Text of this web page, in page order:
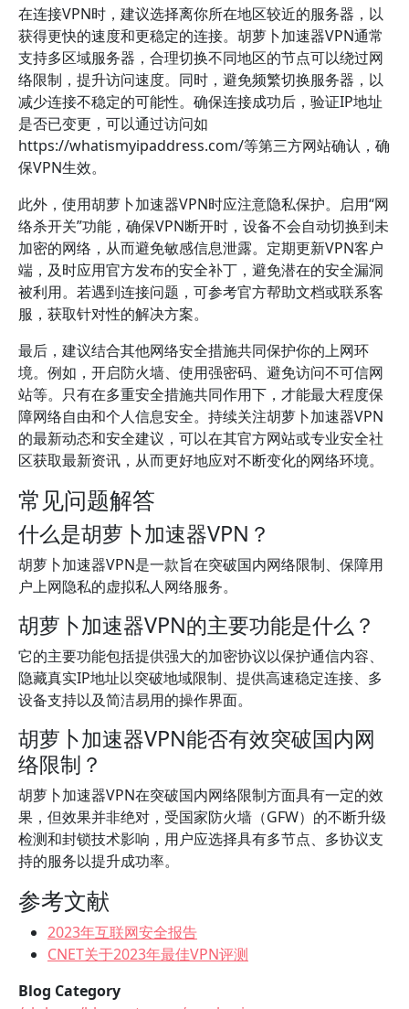
在连接VPN时，建议选择离你所在地区较近的服务器，以
获得更快的速度和更稳定的连接。胡萝卜加速器VPN通常
支持多区域服务器，合理切换不同地区的节点可以绕过网
络限制，提升访问速度。同时，避免频繁切换服务器，以
减少连接不稳定的可能性。确保连接成功后，验证IP地址
是否已变更，可以通过访问如
https://whatismyipaddress.com/等第三方网站确认，确
保VPN生效。
此外，使用胡萝卜加速器VPN时应注意隐私保护。启用“网
络杀开关”功能，确保VPN断开时，设备不会自动切换到未
加密的网络，从而避免敏感信息泄露。定期更新VPN客户
端，及时应用官方发布的安全补丁，避免潜在的安全漏洞
被利用。若遇到连接问题，可参考官方帮助文档或联系客
服，获取针对性的解决方案。
最后，建议结合其他网络安全措施共同保护你的上网环
境。例如，开启防火墙、使用强密码、避免访问不可信网
站等。只有在多重安全措施共同作用下，才能最大程度保
障网络自由和个人信息安全。持续关注胡萝卜加速器VPN
的最新动态和安全建议，可以在其官方网站或专业安全社
区获取最新资讯，从而更好地应对不断变化的网络环境。
常见问题解答
什么是胡萝卜加速器VPN？
胡萝卜加速器VPN是一款旨在突破国内网络限制、保障用
户上网隐私的虚拟私人网络服务。
胡萝卜加速器VPN的主要功能是什么？
它的主要功能包括提供强大的加密协议以保护通信内容、
隐藏真实IP地址以突破地域限制、提供高速稳定连接、多
设备支持以及简洁易用的操作界面。
胡萝卜加速器VPN能否有效突破国内网
络限制？
胡萝卜加速器VPN在突破国内网络限制方面具有一定的效
果，但效果并非绝对，受国家防火墙（GFW）的不断升级
检测和封锁技术影响，用户应选择具有多节点、多协议支
持的服务以提升成功率。
参考文献
2023年互联网安全报告
CNET关于2023年最佳VPN评测
Blog Category